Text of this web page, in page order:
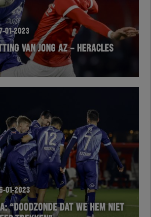
01-2023
VAN JONG AZ – HERACLES
01-2023
“DOODZONDE DAT WE HEM NIET